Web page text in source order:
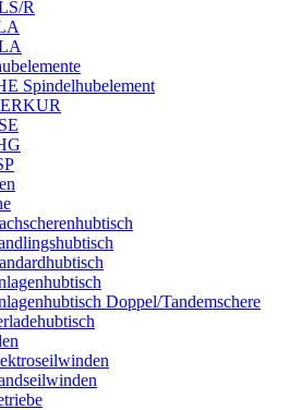
R
Spindelhubelement
Doppel/Tandemschere